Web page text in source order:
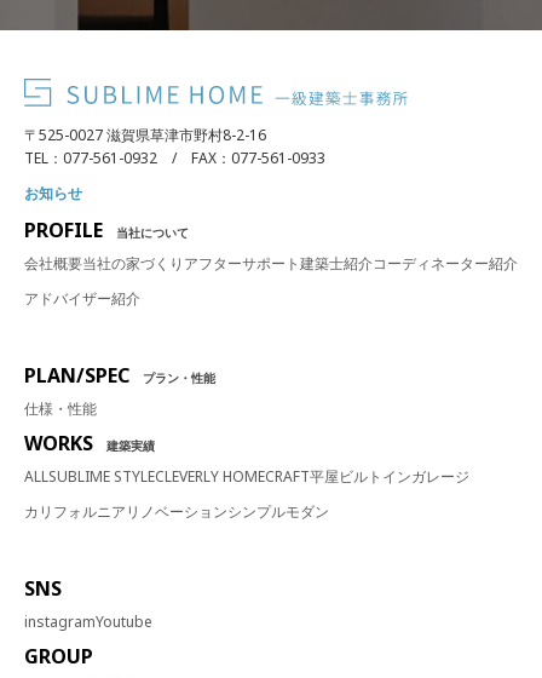
〒525-0027 滋賀県草津市野村8-2-16
TEL：077-561-0932 / FAX：077-561-0933
お知らせ
PROFILE 当社について
会社概要当社の家づくり アフターサポート建築士紹介コーディネーター紹介
アドバイザー紹介
PLAN/SPEC プラン・性能
仕様・性能
WORKS 建築実績
ALLSUBLIME STYLECLEVERLY HOMECRAFT平屋ビルトインガレージ
カリフォルニア リノベーションシンプルモダン
SNS
instagramYoutube
GROUP